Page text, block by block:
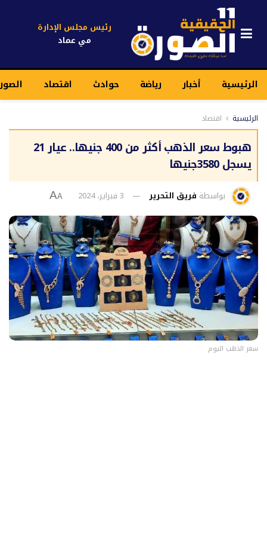
رئيس مجلس الإدارة
مي عماد
الرئيسية أخبار رياضة حوادث اقتصاد
الرئيسية اقتصاد
هبوط سعر الذهب أكثر من 400 جنيها.. عيار 21
يسجل 3580جنيها
بواسطة فريق التحرير 3 فبراير، 2024 A
A
سعر الذهب اليوم